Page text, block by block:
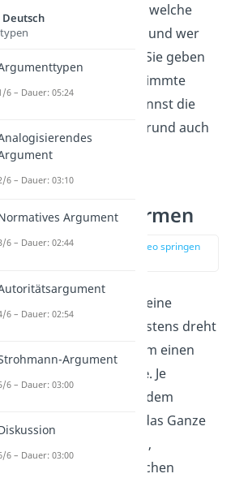
Charaktere gerade tun, welche
Gefühle sie empfinden, und wer
alles auf der Bühne ist. Sie geben
den Schauspielern bestimmte
vor. Du nennst die
Dramatik aus diesem Grund auch
„handelnde Dichtung
Dramatik — Formen
zur Stelle im Video springen
In Dramen wird immer eine
Geschichte erzählt. Meistens dreht
sich diese Geschichte um einen
Konflikte. Je
nachdem, worum es in dem
Problem geht und wie das Ganze
am Ende aufgelöst wird,
unterscheidest du zwischen
6 – Dauer: 05:24
6 – Dauer: 03:10
Argument
6 – Dauer: 02:44
6 – Dauer: 02:54
Argument
6 – Dauer: 03:00
6 – Dauer: 03:00